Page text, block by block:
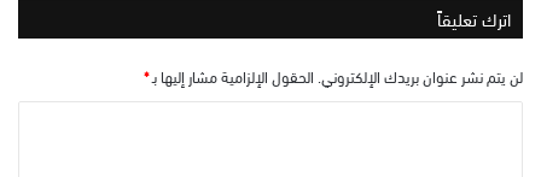
اترك تعليقاً
لن يتم نشر عنوان بريدك الإلكتروني. الحقول الإلزامية مشار إليها بـ*